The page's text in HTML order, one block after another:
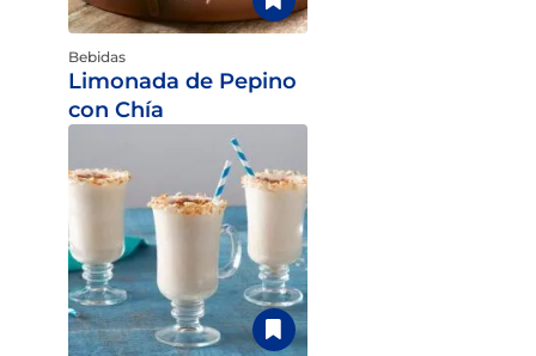
Bebidas
Limonada de Pepino
con Chía